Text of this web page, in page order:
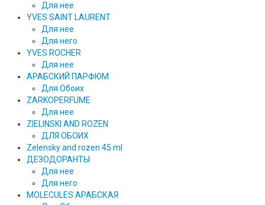
Для нее
YVES SAINT LAURENT
Для нее
Для него
YVES ROCHER
Для нее
АРАБСКИЙ ПАРФЮМ
Для Обоих
ZARKOPERFUME
Для нее
ZIELINSKI AND ROZEN
ДЛЯ ОБОИХ
Zelensky and rozen 45 ml
ДЕЗОДОРАНТЫ
Для нее
Для него
MOLECULES АРАБСКАЯ